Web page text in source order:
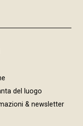
del luogo
& newsletter